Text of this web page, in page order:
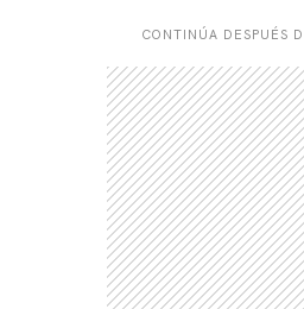
CONTINÚA DESPUÉS